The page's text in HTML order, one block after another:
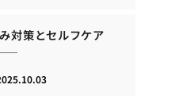
対策とセルフケア